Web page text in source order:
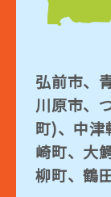
弘前市、
川原市、
町)、中津
崎町、大
柳町、鶴